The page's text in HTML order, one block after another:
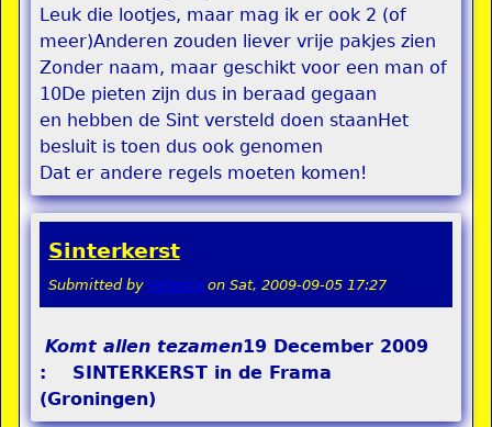
Leuk die lootjes, maar mag ik er ook 2 (of
meer)Anderen zouden liever vrije pakjes zien
Zonder naam, maar geschikt voor een man of
10De pieten zijn dus in beraad gegaan
en hebben de Sint versteld doen staanHet
besluit is toen dus ook genomen
Dat er andere regels moeten komen!
Sinterkerst
Submitted by Velasca on Sat, 2009-09-05 17:27
Komt allen tezamen19 December 2009
: SINTERKERST in de Frama
(Groningen)